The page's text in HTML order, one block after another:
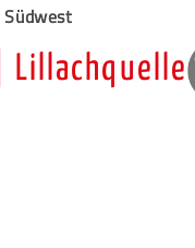
Lillachquelle